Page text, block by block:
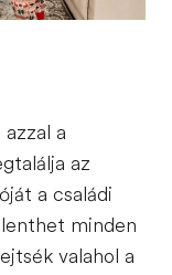
a
az
a családi
minden
valahol a